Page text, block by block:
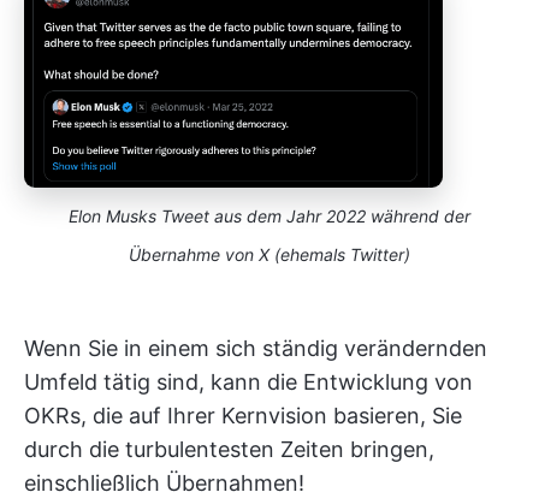
Elon Musks Tweet aus dem Jahr 2022 während der
Übernahme von X (ehemals Twitter)
Wenn Sie in einem sich ständig verändernden
Umfeld tätig sind, kann die Entwicklung von
OKRs, die auf Ihrer Kernvision basieren, Sie
durch die turbulentesten Zeiten bringen,
einschließlich Übernahmen!